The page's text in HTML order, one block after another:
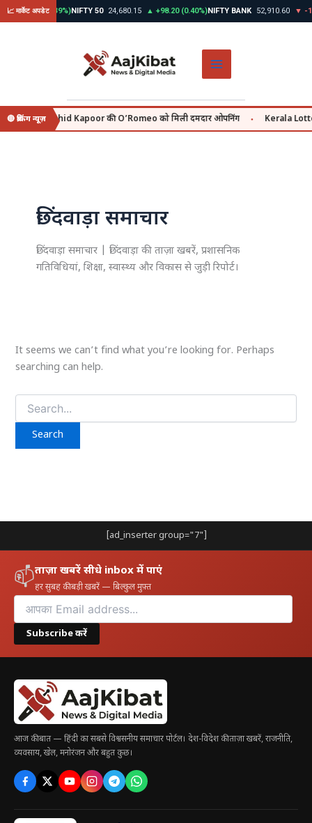
Skip
to
📈 मार्केट अपडेट
+312.45 (0.39%)NIFTY 50 24,680.15 ▲ +98.20 (0.40%)NIFTY BANK 52,910.60 ▼ -
🔴 ब्रेकिंग न्यूज़
वहीं Shahid Kapoor की O’Romeo को मिली दमदार ओपनिंग Kerala
छिंदवाड़ा समाचार
छिंदवाड़ा समाचार | छिंदवाड़ा की ताज़ा खबरें, प्रशासनिक
गतिविधियां, शिक्षा, स्वास्थ्य और विकास से जुड़ी रिपोर्ट।
It seems we can’t find what you’re looking for. Perhaps
searching can help.
Search
for:
[ad_inserter group="7"]
📫ताज़ा खबरें सीधे inbox में पाएं
हर सुबह की बड़ी खबरें — बिल्कुल मुफ़्त
Subscribe करें
आज की बात — हिंदी का सबसे विश्वसनीय समाचार पोर्टल। देश-विदेश की ताज़ा खबरें, राजनीति,
व्यवसाय, खेल, मनोरंजन और बहुत कुछ।